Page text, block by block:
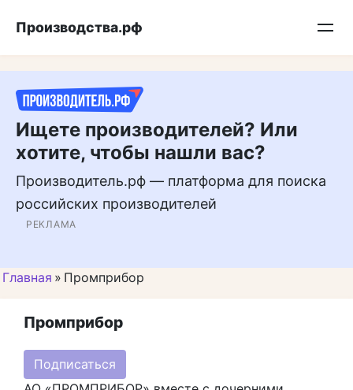
Подписывайтесь на нас в MAX
Производства.рф
Ищете производителей? Или
хотите, чтобы нашли вас?
Производитель.рф — платформа для поиска
российских производителей
РЕКЛАМА
Главная » Промприбор
Промприбор
Подписаться